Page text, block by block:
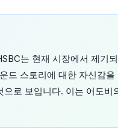
는 현재 시장에서 제기
스토리에 대한 자신감
로 보입니다. 이는 어도